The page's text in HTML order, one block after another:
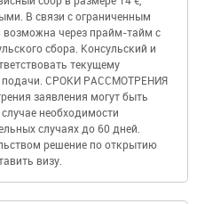
В связи с ограниченным
возможна через прайм-тайм с
сбора. Консульский и
текущему
подачи. СРОКИ РАССМОТРЕНИЯ
заявления могут быть
необходимости
случаях до 60 дней.
решение по открытию
визу.